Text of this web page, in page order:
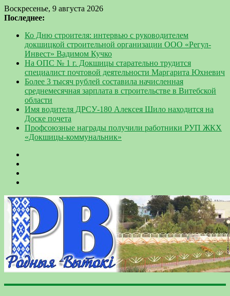
Воскресенье, 9 августа 2026
Последнее:
Ко Дню строителя: интервью с руководителем
докшицкой строительной организации ООО «Регул-
Инвест» Вадимом Кучко
На ОПС № 1 г. Докшицы старательно трудится
специалист почтовой деятельности Маргарита Юхневич
Более 3 тысяч рублей составила начисленная
среднемесячная зарплата в строительстве в Витебской
области
Имя водителя ДРСУ-180 Алексея Шило находится на
Доске почета
Профсоюзные награды получили работники РУП ЖКХ
«Докшицы-коммунальник»